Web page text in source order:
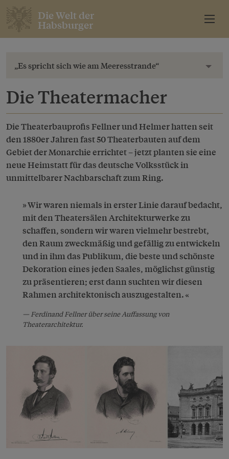
Die Welt der
Habsburger
„Es spricht sich wie am Meeresstrande“
Die Theatermacher
Die Theaterbauprofis Fellner und Helmer hatten seit
den 1880er Jahren fast 50 Theaterbauten auf dem
Gebiet der Monarchie errichtet – jetzt planten sie eine
neue Heimstatt für das deutsche Volksstück in
unmittelbarer Nachbarschaft zum Ring.
Wir waren niemals in erster Linie darauf bedacht,
mit den Theatersälen Architekturwerke zu
schaffen, sondern wir waren vielmehr bestrebt,
den Raum zweckmäßig und gefällig zu entwickeln
und in ihm das Publikum, die beste und schönste
Dekoration eines jeden Saales, möglichst günstig
zu präsentieren; erst dann suchten wir diesen
Rahmen architektonisch auszugestalten.
Ferdinand Fellner über seine Auffassung von
Theaterarchitektur.